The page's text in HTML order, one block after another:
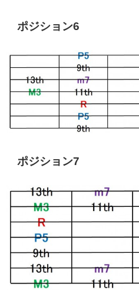
ポジション6
ポジション7